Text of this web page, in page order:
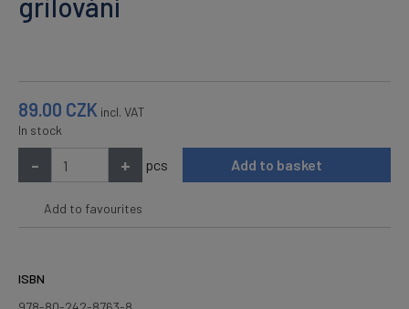
89.00 CZK incl. VAT
In stock
- + pcs Add to basket
Add to favourites
ISBN